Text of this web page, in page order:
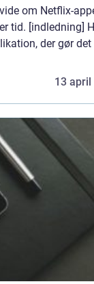
om Netflix-
tid. [indledning]
der gør det
13 april